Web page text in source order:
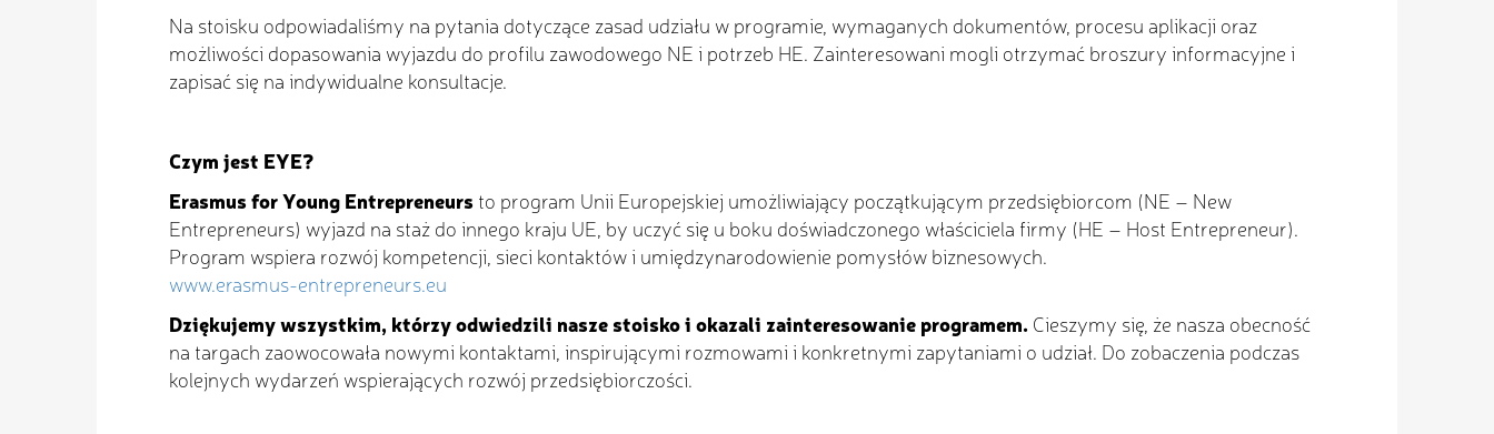
Na stoisku odpowiadaliśmy na pytania dotyczące zasad udziału w programie, wymaganych dokumentów, procesu aplikacji oraz
możliwości dopasowania wyjazdu do profilu zawodowego NE i potrzeb HE. Zainteresowani mogli otrzymać broszury informacyjne i
zapisać się na indywidualne konsultacje.
Czym jest EYE?
Erasmus for Young Entrepreneurs to program Unii Europejskiej umożliwiający początkującym przedsiębiorcom (NE – New
Entrepreneurs) wyjazd na staż do innego kraju UE, by uczyć się u boku doświadczonego właściciela firmy (HE – Host Entrepreneur).
Program wspiera rozwój kompetencji, sieci kontaktów i umiędzynarodowienie pomysłów biznesowych.
www.erasmus-entrepreneurs.eu
Dziękujemy wszystkim, którzy odwiedzili nasze stoisko i okazali zainteresowanie programem. Cieszymy się, że nasza obecność
na targach zaowocowała nowymi kontaktami, inspirującymi rozmowami i konkretnymi zapytaniami o udział. Do zobaczenia podczas
kolejnych wydarzeń wspierających rozwój przedsiębiorczości.